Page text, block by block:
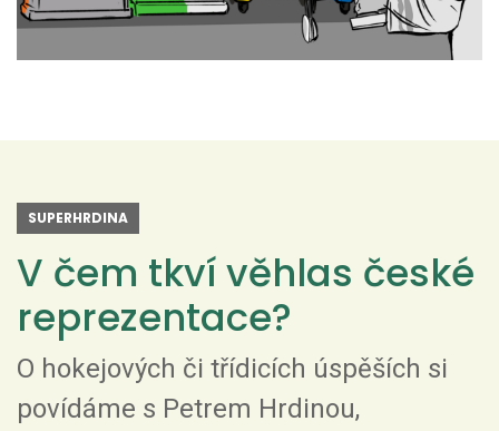
SUPERHRDINA
V čem tkví věhlas české
reprezentace?
O hokejových či třídicích úspěších si
povídáme s Petrem Hrdinou,